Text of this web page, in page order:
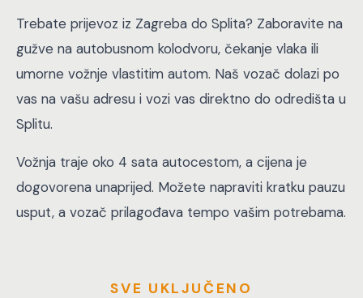
Trebate prijevoz iz Zagreba do Splita? Zaboravite na
gužve na autobusnom kolodvoru, čekanje vlaka ili
umorne vožnje vlastitim autom. Naš vozač dolazi po
vas na vašu adresu i vozi vas direktno do odredišta u
Splitu.
Vožnja traje oko 4 sata autocestom, a cijena je
dogovorena unaprijed. Možete napraviti kratku pauzu
usput, a vozač prilagođava tempo vašim potrebama.
SVE UKLJUČENO